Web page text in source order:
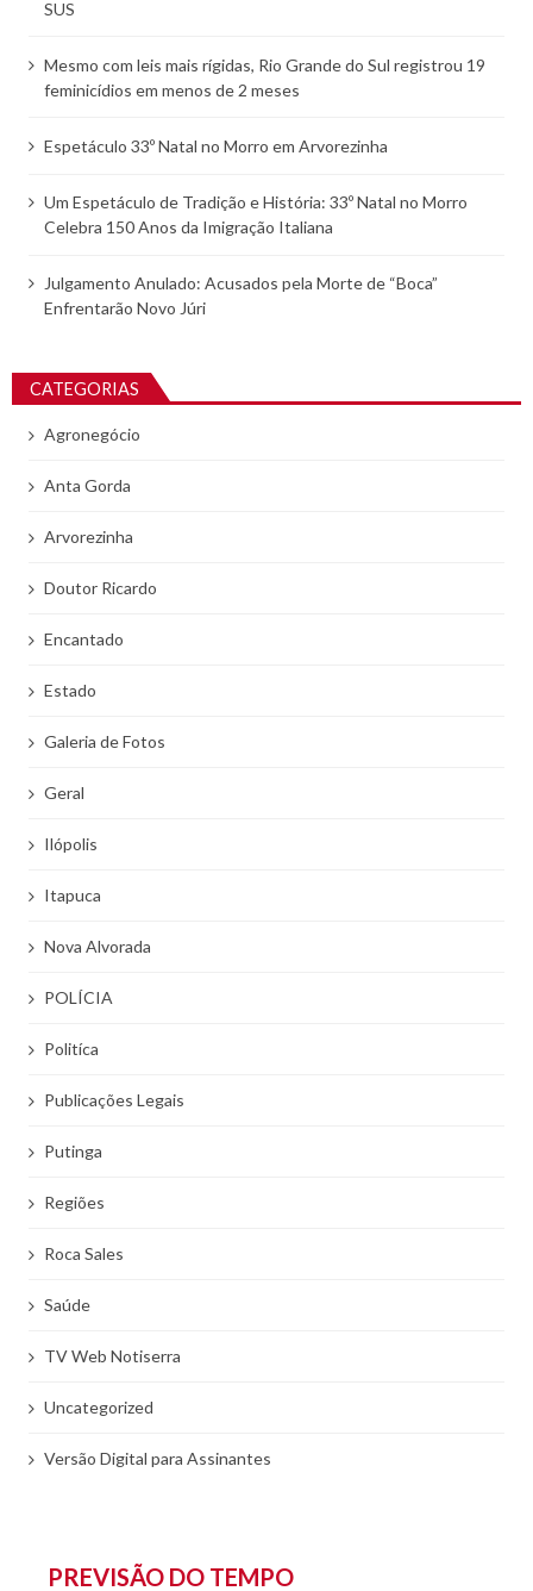
SUS
Mesmo com leis mais rígidas, Rio Grande do Sul registrou 19
feminicídios em menos de 2 meses
Espetáculo 33º Natal no Morro em Arvorezinha
Um Espetáculo de Tradição e História: 33º Natal no Morro
Celebra 150 Anos da Imigração Italiana
Julgamento Anulado: Acusados pela Morte de “Boca”
Enfrentarão Novo Júri
CATEGORIAS
Agronegócio
Anta Gorda
Arvorezinha
Doutor Ricardo
Encantado
Estado
Galeria de Fotos
Geral
Ilópolis
Itapuca
Nova Alvorada
POLÍCIA
Politíca
Publicações Legais
Putinga
Regiões
Roca Sales
Saúde
TV Web Notiserra
Uncategorized
Versão Digital para Assinantes
PREVISÃO DO TEMPO